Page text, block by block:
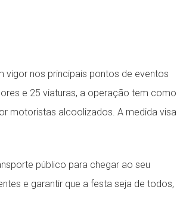
vigor nos principais pontos de eventos
e 25 viaturas, a operação tem como
motoristas alcoolizados. A medida visa
público para chegar ao seu
e garantir que a festa seja de todos,